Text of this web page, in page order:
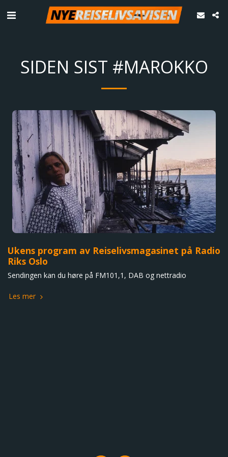
SIDEN SIST #MAROKKO
Ukens program av Reiselivsmagasinet på Radio
Riks Oslo
Sendingen kan du høre på FM101,1, DAB og nettradio
Les mer